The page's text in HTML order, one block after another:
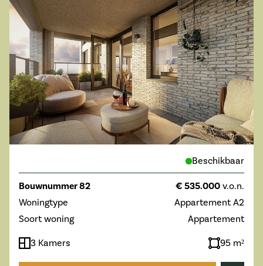
Beschikbaar
Bouwnummer 82 € 535.000 v.o.n.
Woningtype
Appartement A2
Soort woning
Appartement
3 Kamers 95 m²